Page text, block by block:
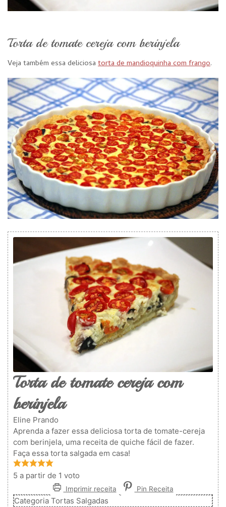
Torta de tomate cereja com berinjela
Veja também essa deliciosa torta de mandioquinha com frango.
Torta de tomate cereja com
berinjela
Eline Prando
Aprenda a fazer essa deliciosa torta de tomate-cereja
com berinjela, uma receita de quiche fácil de fazer.
Faça essa torta salgada em casa!
5 a partir de 1 voto
Imprimir receita Pin Receita
CategoriaTortas Salgadas